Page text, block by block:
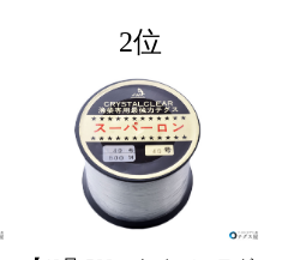
2位